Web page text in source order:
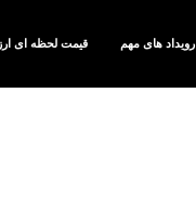
رویداد های مهم قیمت لحظه ای